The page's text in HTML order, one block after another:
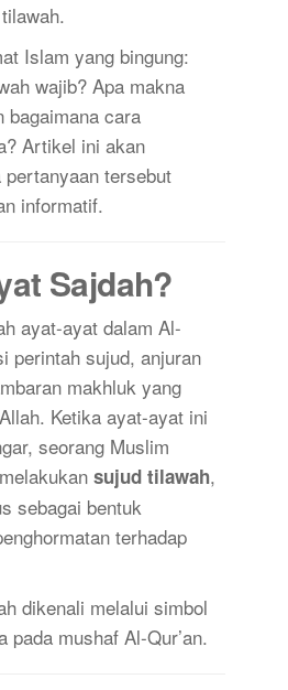
Islam yang bingung:
wajib? Apa makna
bagaimana cara
Artikel ini akan
pertanyaan tersebut
informatif.
Sajdah?
ayat-ayat dalam Al-
perintah sujud, anjuran
makhluk yang
Ketika ayat-ayat ini
seorang Muslim
sujud tilawah,
sebagai bentuk
terhadap
dikenali melalui simbol
pada mushaf Al-Qur’an.